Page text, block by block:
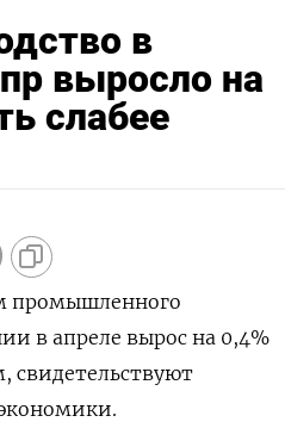
в
выросло на
слабее
​промышленного
в ‌апреле ‌вырос ​на ‌0,4%
​свидетельствуют